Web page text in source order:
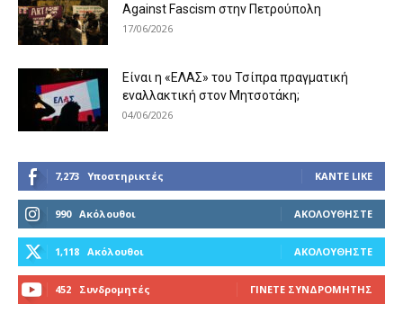
Against Fascism στην Πετρούπολη
17/06/2026
Είναι η «ΕΛΑΣ» του Τσίπρα πραγματική
εναλλακτική στον Μητσοτάκη;
04/06/2026
7,273 Υποστηρικτές ΚΆΝΤΕ LIKE
990 Ακόλουθοι ΑΚΟΛΟΥΘΉΣΤΕ
1,118 Ακόλουθοι ΑΚΟΛΟΥΘΉΣΤΕ
452 Συνδρομητές ΓΊΝΕΤΕ ΣΥΝΔΡΟΜΗΤΉΣ